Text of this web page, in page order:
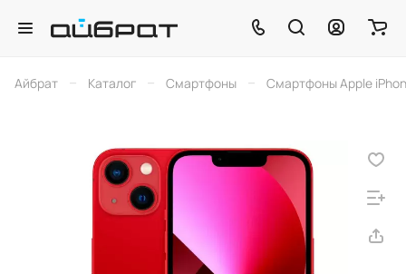
Айбрат – Каталог – Смартфоны – Смартфоны Apple